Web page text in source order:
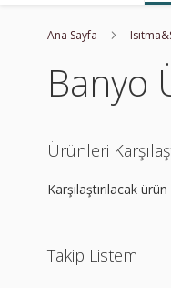
Ana Sayfa
Banyo
Ürünleri
Karşılaştırılacak
Takip Listem